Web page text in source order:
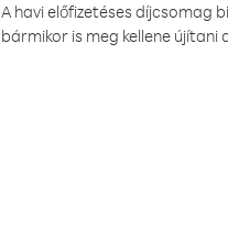
A havi előfizetéses díjcsomag
bármikor is meg kellene